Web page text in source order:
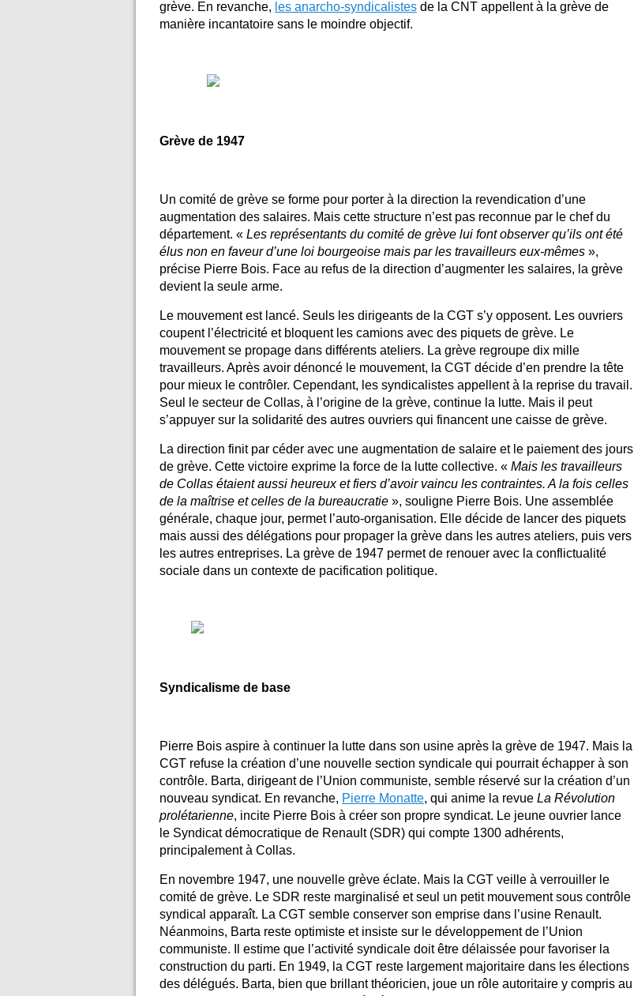
grève. En revanche, les anarcho-syndicalistes de la CNT appellent à la grève de
manière incantatoire sans le moindre objectif.
Grève de 1947
Un comité de grève se forme pour porter à la direction la revendication d’une
augmentation des salaires. Mais cette structure n’est pas reconnue par le chef du
département. « Les représentants du comité de grève lui font observer qu’ils ont été
élus non en faveur d’une loi bourgeoise mais par les travailleurs eux-mêmes »,
précise Pierre Bois. Face au refus de la direction d’augmenter les salaires, la grève
devient la seule arme.
Le mouvement est lancé. Seuls les dirigeants de la CGT s’y opposent. Les ouvriers
coupent l’électricité et bloquent les camions avec des piquets de grève. Le
mouvement se propage dans différents ateliers. La grève regroupe dix mille
travailleurs. Après avoir dénoncé le mouvement, la CGT décide d’en prendre la tête
pour mieux le contrôler. Cependant, les syndicalistes appellent à la reprise du travail.
Seul le secteur de Collas, à l’origine de la grève, continue la lutte. Mais il peut
s’appuyer sur la solidarité des autres ouvriers qui financent une caisse de grève.
La direction finit par céder avec une augmentation de salaire et le paiement des jours
de grève. Cette victoire exprime la force de la lutte collective. « Mais les travailleurs
de Collas étaient aussi heureux et fiers d’avoir vaincu les contraintes. A la fois celles
de la maîtrise et celles de la bureaucratie », souligne Pierre Bois. Une assemblée
générale, chaque jour, permet l’auto-organisation. Elle décide de lancer des piquets
mais aussi des délégations pour propager la grève dans les autres ateliers, puis vers
les autres entreprises. La grève de 1947 permet de renouer avec la conflictualité
sociale dans un contexte de pacification politique.
Syndicalisme de base
Pierre Bois aspire à continuer la lutte dans son usine après la grève de 1947. Mais la
CGT refuse la création d’une nouvelle section syndicale qui pourrait échapper à son
contrôle. Barta, dirigeant de l’Union communiste, semble réservé sur la création d’un
nouveau syndicat. En revanche, Pierre Monatte, qui anime la revue La Révolution
prolétarienne, incite Pierre Bois à créer son propre syndicat. Le jeune ouvrier lance
le Syndicat démocratique de Renault (SDR) qui compte 1300 adhérents,
principalement à Collas.
En novembre 1947, une nouvelle grève éclate. Mais la CGT veille à verrouiller le
comité de grève. Le SDR reste marginalisé et seul un petit mouvement sous contrôle
syndical apparaît. La CGT semble conserver son emprise dans l’usine Renault.
Néanmoins, Barta reste optimiste et insiste sur le développement de l’Union
communiste. Il estime que l’activité syndicale doit être délaissée pour favoriser la
construction du parti. En 1949, la CGT reste largement majoritaire dans les élections
des délégués. Barta, bien que brillant théoricien, joue un rôle autoritaire y compris au